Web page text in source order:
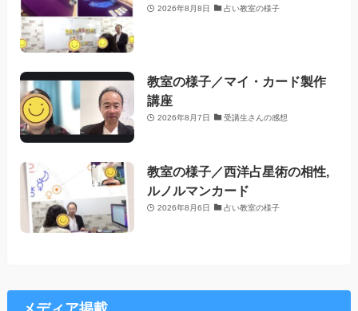
2026年8月8日 占い教室の様子
教室の様子／マイ・カード製作
講座
2026年8月7日 受講生さんの感想
教室の様子／西洋占星術の相性,
ルノルマンカード
2026年8月6日 占い教室の様子